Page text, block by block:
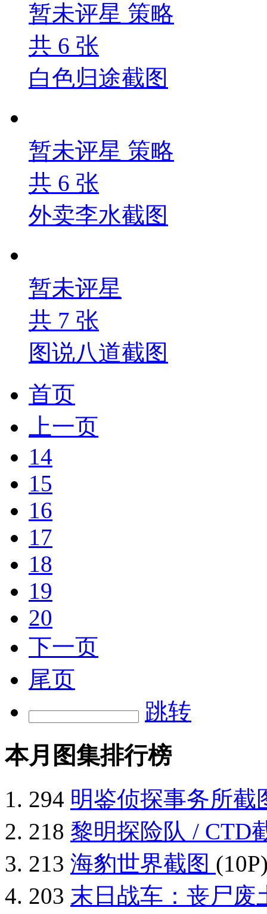
暂未评星 策略
共 6 张
白色归途截图
暂未评星 策略
共 6 张
外卖李水截图
暂未评星
共 7 张
图说八道截图
首页
上一页
14
15
16
17
18
19
20
下一页
尾页
跳转
本月图集排行榜
294 明鉴侦探事务所截
218 黎明探险队 / CTD
213 海豹世界截图
203 末日战车：丧尸